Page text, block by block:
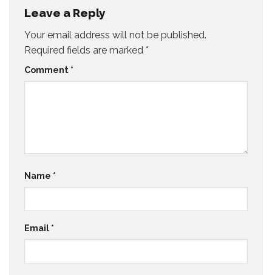
Leave a Reply
Your email address will not be published.
Required fields are marked *
Comment *
Name *
Email *